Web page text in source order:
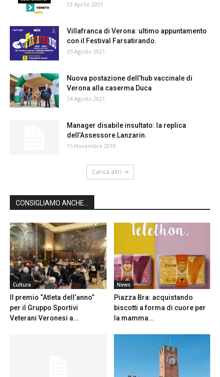
23 Aprile 2021
Villafranca di Verona: ultimo appuntamento
con il Festival Farsatirando.
25 Agosto 2021
Nuova postazione dell’hub vaccinale di
Verona alla caserma Duca
24 Agosto 2021
Manager disabile insultato: la replica
dell’Assessore Lanzarin.
15 Novembre 2019
Carica altri
CONSIGLIAMO ANCHE...
Cultura
Il premio “Atleta dell’anno”
per il Gruppo Sportivi
Veterani Veronesi a...
News
Piazza Bra: acquistando
biscotti a forma di cuore per
la mamma...